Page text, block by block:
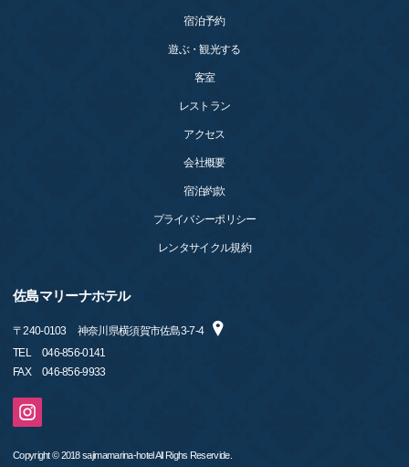
宿泊予約
遊ぶ・観光する
客室
レストラン
アクセス
会社概要
宿泊約款
プライバシーポリシー
レンタサイクル規約
佐島マリーナホテル
〒240-0103
神奈川県横須賀市佐島3-7-4
TEL
046-856-0141
FAX
046-856-9933
Copyright © 2018 sajimamarina-hotel All Righs Reservide.